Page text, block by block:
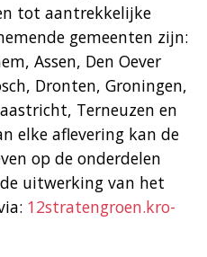
tot aantrekkelijke
gemeenten zijn:
Assen, Den Oever
Dronten, Groningen,
Terneuzen en
elke aflevering kan de
op de onderdelen
uitwerking van het
12stratengroen.kro-